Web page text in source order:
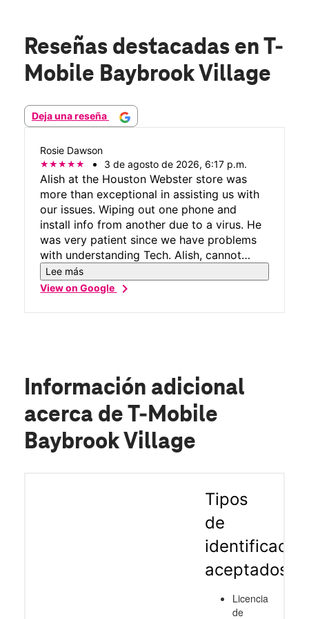
Reseñas destacadas en T-
Mobile Baybrook Village
Deja una reseña
Rosie Dawson
3 de agosto de 2026, 6:17 p.m.
Alish at the Houston Webster store was
more than exceptional in assisting us with
our issues. Wiping out one phone and
install info from another due to a virus. He
was very patient since we have problems
with understanding Tech. Alish, cannot
thank you enough.
Lee más
View on Googlechevron_right
Información adicional
acerca de T-Mobile
Baybrook Village
Tipos
de
aceptados
Licencia
de